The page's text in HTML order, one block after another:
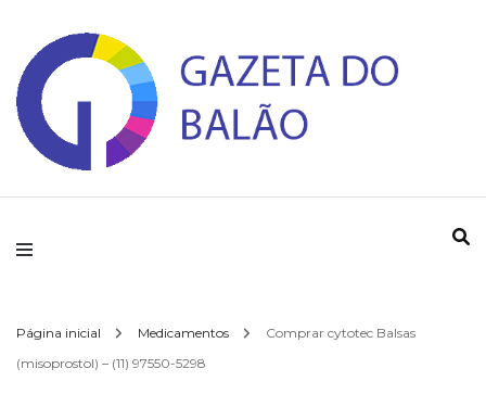
Gazeta do Balao
Página inicial Medicamentos
Comprar cytotec Balsas
(misoprostol) – (11) 97550-5298